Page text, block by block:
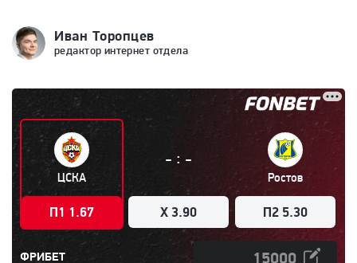
Иван Торопцев
редактор интернет отдела
ЦСКА
П1 1.67
- : -
X 3.90
Ростов
П2 5.30
ФРИБЕТ